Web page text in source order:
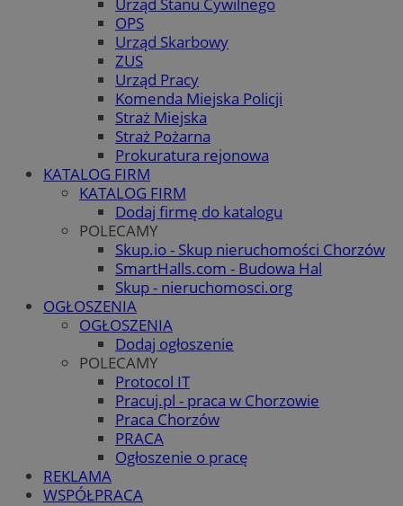
OPS
Urząd Skarbowy
ZUS
Urząd Pracy
Komenda Miejska Policji
Straż Miejska
Straż Pożarna
Prokuratura rejonowa
KATALOG FIRM
KATALOG FIRM
Dodaj firmę do katalogu
POLECAMY
Skup.io - Skup nieruchomości Chorzów
SmartHalls.com - Budowa Hal
Skup - nieruchomosci.org
OGŁOSZENIA
OGŁOSZENIA
Dodaj ogłoszenie
POLECAMY
Protocol IT
Pracuj.pl - praca w Chorzowie
Praca Chorzów
PRACA
Ogłoszenie o pracę
REKLAMA
WSPÓŁPRACA